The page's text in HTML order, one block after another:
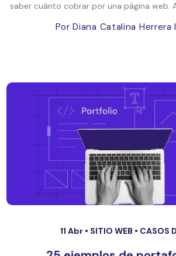
saber cuánto cobrar por una página web.
Por Diana Catalina Herrera
11 Abr • SITIO WEB • CASOS